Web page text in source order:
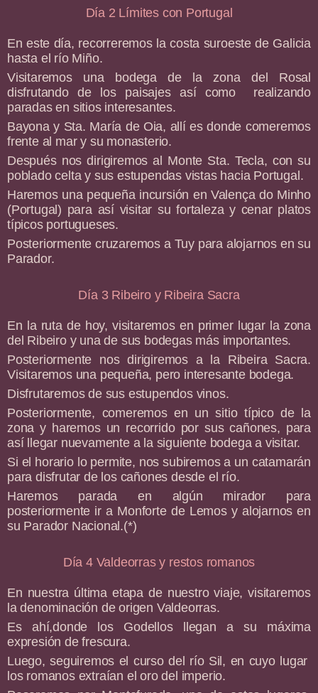
Día 2 Límites con Portugal
En este día, recorreremos la costa suroeste de Galicia
hasta el río Miño.
Visitaremos una bodega de la zona del Rosal
disfrutando de los paisajes así como realizando
paradas en sitios interesantes.
Bayona y Sta. María de Oia, allí es donde comeremos
frente al mar y su monasterio.
Después nos dirigiremos al Monte Sta. Tecla, con su
poblado celta y sus estupendas vistas hacia Portugal.
Haremos una pequeña incursión en Valença do Minho
(Portugal) para así visitar su fortaleza y cenar platos
típicos portugueses.
Posteriormente cruzaremos a Tuy para alojarnos en su
Parador.
Día 3 Ribeiro y Ribeira Sacra
En la ruta de hoy, visitaremos en primer lugar la zona
del Ribeiro y una de sus bodegas más importantes.
Posteriormente nos dirigiremos a la Ribeira Sacra.
Visitaremos una pequeña, pero interesante bodega.
Disfrutaremos de sus estupendos vinos.
Posteriormente, comeremos en un sitio típico de la
zona y haremos un recorrido por sus cañones, para
así llegar nuevamente a la siguiente bodega a visitar.
Si el horario lo permite, nos subiremos a un catamarán
para disfrutar de los cañones desde el río.
Haremos parada en algún mirador para
posteriormente ir a Monforte de Lemos y alojarnos en
su Parador Nacional.(*)
Día 4 Valdeorras y restos romanos
En nuestra última etapa de nuestro viaje, visitaremos
la denominación de origen Valdeorras.
Es ahí,donde los Godellos llegan a su máxima
expresión de frescura.
Luego, seguiremos el curso del río Sil, en cuyo lugar
los romanos extraían el oro del imperio.